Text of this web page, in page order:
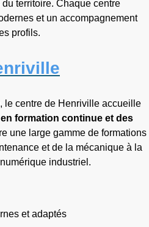
territoire. Chaque centre
et un accompagnement
profils.
le centre de Henriville accueille
formation continue et des
une large gamme de formations
et de la mécanique à la
industriel.
et adaptés